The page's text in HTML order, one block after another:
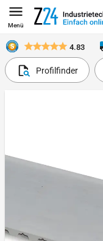
Menü
4.83
Profilfinder